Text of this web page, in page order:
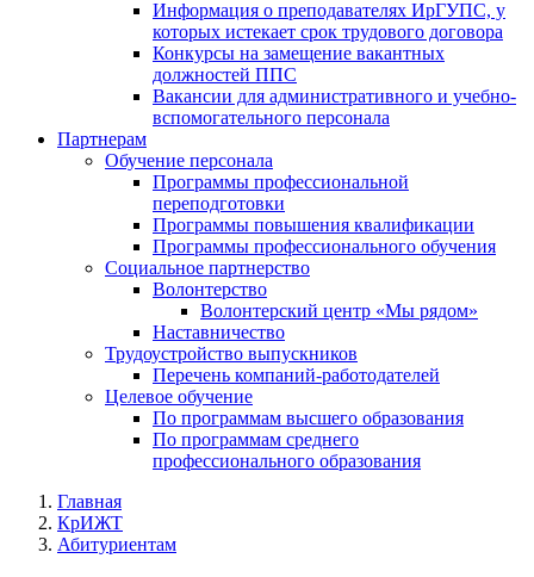
Информация о преподавателях ИрГУПС, у
которых истекает срок трудового договора
Конкурсы на замещение вакантных
должностей ППС
Вакансии для административного и учебно-
вспомогательного персонала
Партнерам
Обучение персонала
Программы профессиональной
переподготовки
Программы повышения квалификации
Программы профессионального обучения
Социальное партнерство
Волонтерство
Волонтерский центр «Мы рядом»
Наставничество
Трудоустройство выпускников
Перечень компаний-работодателей
Целевое обучение
По программам высшего образования
По программам среднего
профессионального образования
Главная
КрИЖТ
Абитуриентам